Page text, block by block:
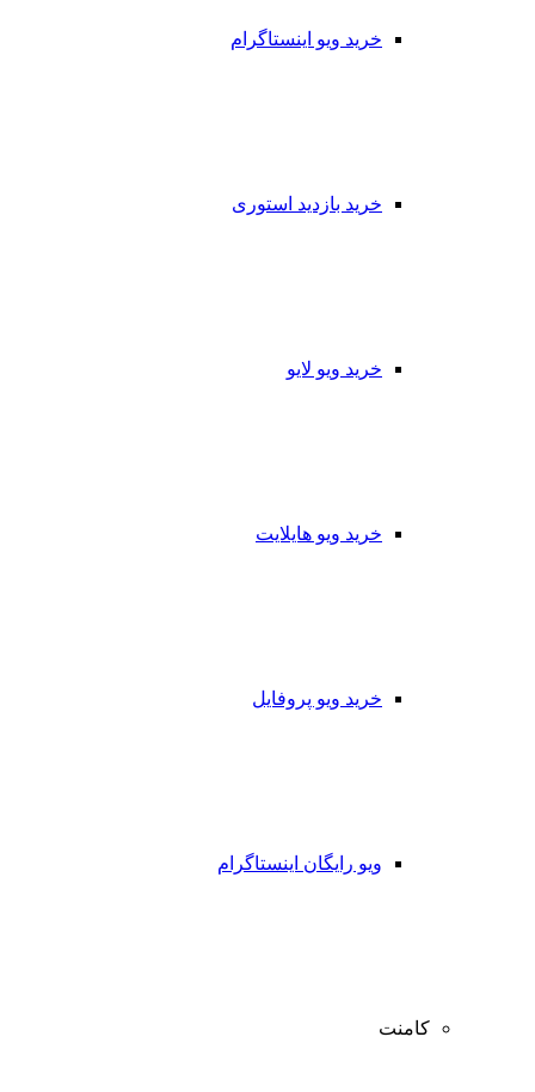
خرید ویو اینستاگرام
خرید بازدید استوری
خرید ویو لایو
خرید ویو هایلایت
خرید ویو پروفایل
ویو رایگان اینستاگرام
کامنت